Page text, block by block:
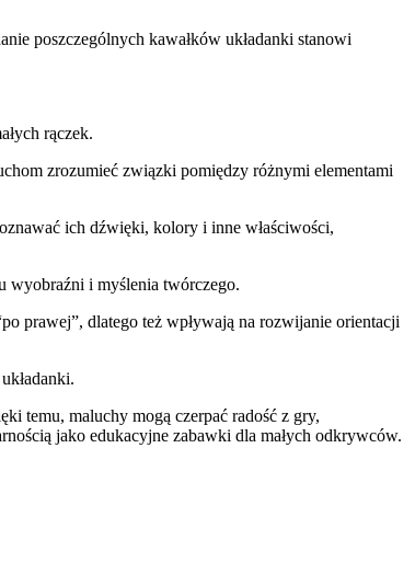
poszczególnych kawałków układanki stanowi
rączek.
zrozumieć związki pomiędzy różnymi elementami
ich dźwięki, kolory i inne właściwości,
wyobraźni i myślenia twórczego.
prawej”, dlatego też wpływają na rozwijanie orientacji
temu, maluchy mogą czerpać radość z gry,
jako edukacyjne zabawki dla małych odkrywców.